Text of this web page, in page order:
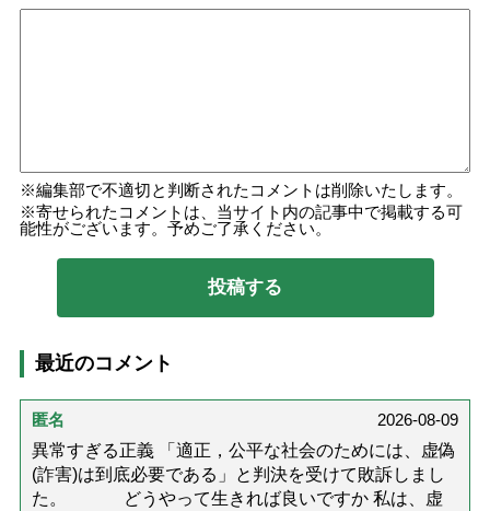
編集部で不適切と判断されたコメントは削除いたします。
寄せられたコメントは、当サイト内の記事中で掲載する可
能性がございます。予めご了承ください。
最近のコメント
匿名
2026-08-09
異常すぎる正義 「適正，公平な社会のためには、虚偽
(詐害)は到底必要である」と判決を受けて敗訴しまし
た。 どうやって生きれば良いですか 私は、虚